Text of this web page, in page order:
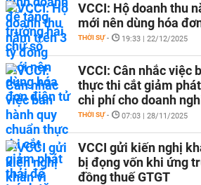
VCCI: Hộ doanh thu
mới nên dùng hóa
THỜI SỰ - 19:33 | 22/12/2025
VCCI: Cân nhắc việc
thực thi cắt giảm
chi phí cho doanh
THỜI SỰ - 07:03 | 28/11/2025
VCCI gửi kiến nghị
bị đọng vốn khi ứng
đồng thuế GTGT